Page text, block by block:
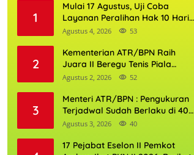
1
Mulai 17 Agustus, Uji Coba
Layanan Peralihan Hak 10 Hari
di 15 Kantor Pertanahan
Agustus 4, 2026 53
2
Kementerian ATR/BPN Raih
Juara II Beregu Tenis Piala
Gubernur DKI Jakarta 2026
Agustus 2, 2026 52
3
Menteri ATR/BPN : Pengukuran
Terjadwal Sudah Berlaku di 400
Kantor Pertanahan
Agustus 3, 2026 40
17 Pejabat Eselon II Pemkot